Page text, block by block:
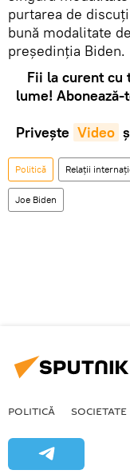
purtarea de
bună modalitate
președinția Biden.
Fii la curent cu
lume!
Privește Video
Politică Relații
Joe Biden
POLITICĂ SOCIETATE